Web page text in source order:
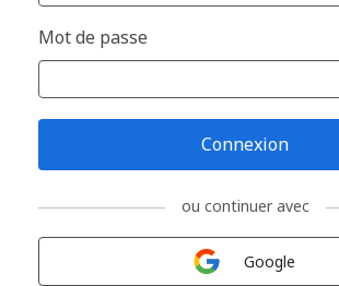
Mot de passe
Connexion
ou continuer avec
Google